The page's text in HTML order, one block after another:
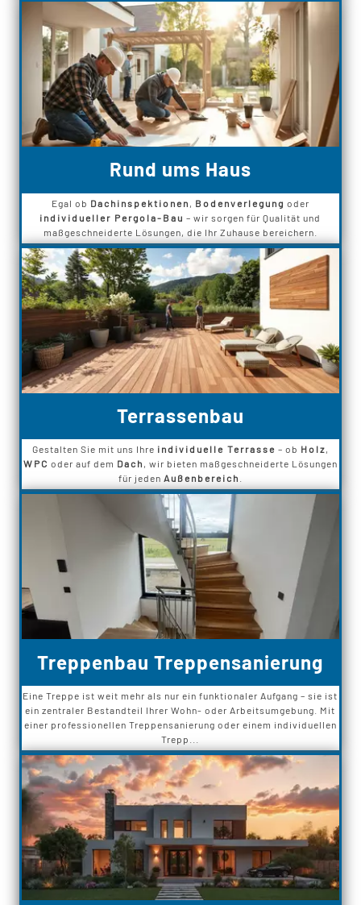
Rund ums Haus
Egal ob Dachinspektionen Bodenverlegung oder
individueller Pergola-Bau – wir sorgen für Qualität und
maßgeschneiderte Lösungen, die Ihr Zuhause bereichern.
Terrassenbau
Gestalten Sie mit uns Ihre individuelle Terrasse – ob Holz,
WPC oder auf dem Dach , wir bieten maßgeschneiderte Lösungen
für jeden Außenbereich
Treppenbau Treppensanierung
Eine Treppe ist weit mehr als nur ein funktionaler Aufgang – sie ist
ein zentraler Bestandteil Ihrer Wohn- oder Arbeitsumgebung. Mit
einer professionellen Treppensanierung oder einem individuellen
Trepp...